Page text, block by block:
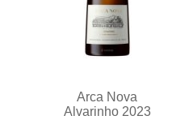
Arca Nova
Alvarinho 2023